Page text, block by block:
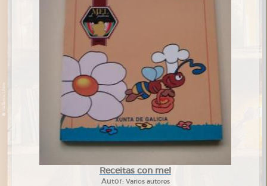
Receitas con mel
Autor: Varios autores